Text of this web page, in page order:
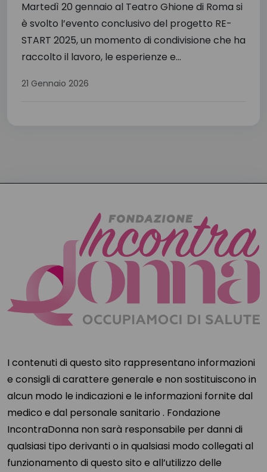
Martedì 20 gennaio al Teatro Ghione di Roma si
è svolto l’evento conclusivo del progetto RE-
START 2025, un momento di condivisione che ha
raccolto il lavoro, le esperienze e...
21 Gennaio 2026
I contenuti di questo sito rappresentano informazioni
e consigli di carattere generale e non sostituiscono in
alcun modo le indicazioni e le informazioni fornite dal
medico e dal personale sanitario . Fondazione
IncontraDonna non sarà responsabile per danni di
qualsiasi tipo derivanti o in qualsiasi modo collegati al
funzionamento di questo sito e all’utilizzo delle